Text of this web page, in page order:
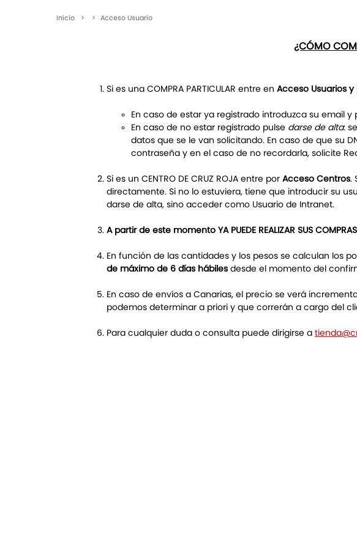
Inicio > > Acceso Usuario
¿CÓMO
Si es una COMPRA PARTICULAR entre en Acceso Usuarios y
En caso de estar ya registrado introduzca su email y
En caso de no estar registrado pulse darse de alta:
datos que se le van solicitando. En caso de que su
contraseña y en el caso de no recordarla, solicite
Si es un CENTRO DE CRUZ ROJA entre por Acceso Centros.
directamente. Si no lo estuviera, tiene que introducir su
darse de alta, sino acceder como Usuario de Intranet.
A partir de este momento YA PUEDE REALIZAR SUS
En función de las cantidades y los pesos se calculan los
de máximo de 6 días hábilesdesde el momento del
En caso de envíos a Canarias, el precio se verá
podemos determinar a priori y que correrán a cargo del
Para cualquier duda o consulta puede dirigirse a